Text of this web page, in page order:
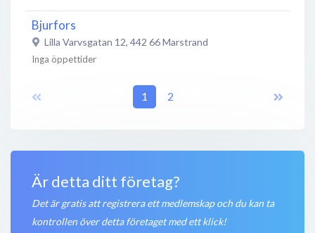
Är detta ditt företag?
Det är gratis att registrera ett medlemskap och du kan ta
kontrollen över detta företaget med ett klick!
Bjurfors
Lilla Varvsgatan 12, 442 66Marstrand
Inga öppettider
Bjurfors
553 17Jönköping
Sankt Larsgatan 24 , 582 24 Linköping
Bjurfors
1 2